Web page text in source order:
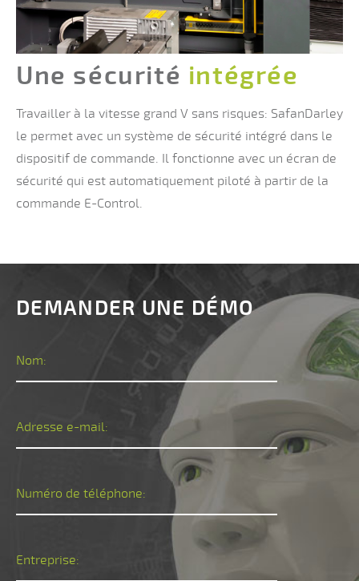
Une sécurité intégrée
Travailler à la vitesse grand V sans risques: SafanDarley
le permet avec un système de sécurité intégré dans le
dispositif de commande. Il fonctionne avec un écran de
sécurité qui est automatiquement piloté à partir de la
commande E-Control.
DEMANDER UNE DÉMO
Nom:
Adresse e-mail:
Numéro de téléphone:
Entreprise: